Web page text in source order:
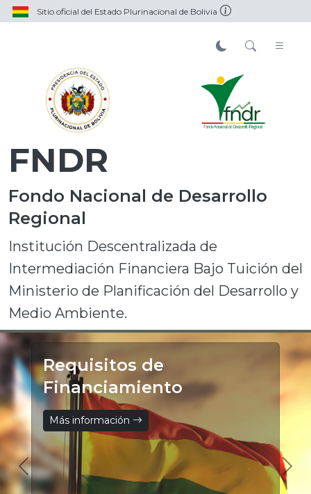
Sitio oficial del Estado Plurinacional de Bolivia
FNDR
Fondo Nacional de Desarrollo
Regional
Institución Descentralizada de
Intermediación Financiera Bajo Tuición del
Ministerio de Planificación del Desarrollo y
Medio Ambiente.
Requisitos de
Financiamiento
Más información